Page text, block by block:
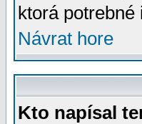
ktorá
Návrat hore
Kto napísal